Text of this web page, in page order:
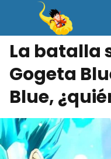
La batalla
Gogeta
Blue,